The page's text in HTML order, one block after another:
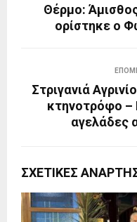
Θέρμο:
ορίστηκε ο
Στριγανιά
κτηνοτρόφο –
αγελάδες
ΣΧΕΤΙΚΈΣ